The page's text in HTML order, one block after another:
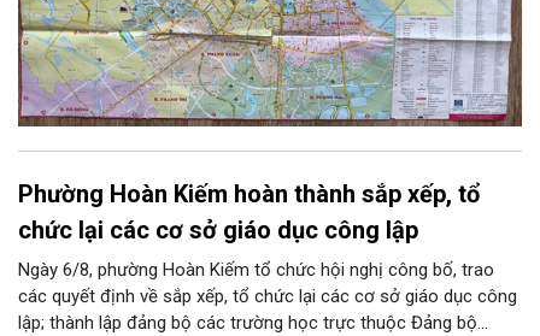
Phường Hoàn Kiếm hoàn thành sắp xếp, tổ
chức lại các cơ sở giáo dục công lập
Ngày 6/8, phường Hoàn Kiếm tổ chức hội nghị công bố, trao
các quyết định về sắp xếp, tổ chức lại các cơ sở giáo dục công
lập; thành lập đảng bộ các trường học trực thuộc Đảng bộ